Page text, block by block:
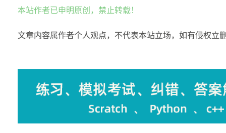
本站作者已申明原创，禁止转载！
文章内容属作者个人观点，不代表本站立场，如有侵权立